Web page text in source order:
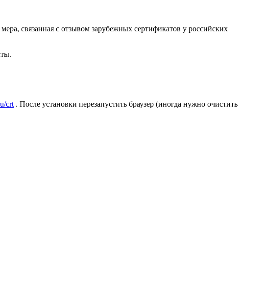
связанная с отзывом зарубежных сертификатов у российских
crt . После установки перезапустить браузер (иногда нужно очистить